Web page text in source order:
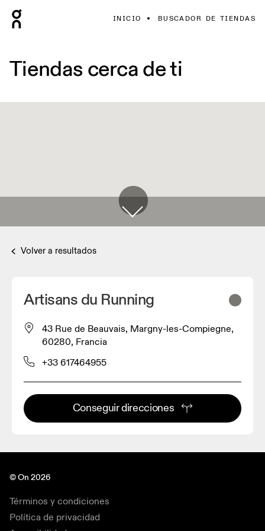
INICIO BUSCADOR DE TIENDAS
Tiendas cerca de ti
Volver a resultados
Artisans du Running
43 Rue de Beauvais, Margny-les-Compiegne,
60280, Francia
+33 617464955
Conseguir direcciones
© On 2026
Términos y condiciones
Política de privacidad